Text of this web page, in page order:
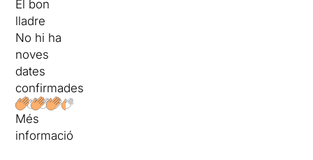
El bon
lladre
No hi ha
noves
dates
confirmades
Més
informació